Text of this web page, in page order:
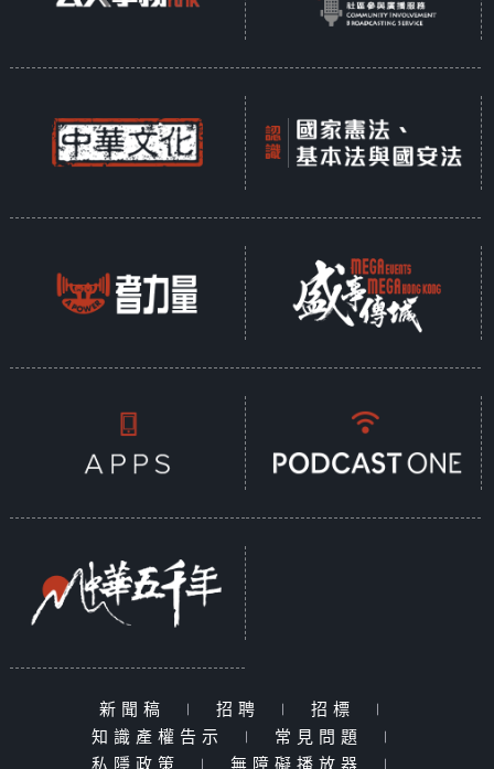
新聞稿 | 招聘 | 招標
|
知識產權告示
| 常見問題
|
私隱政策
| 無障礙播放器 |